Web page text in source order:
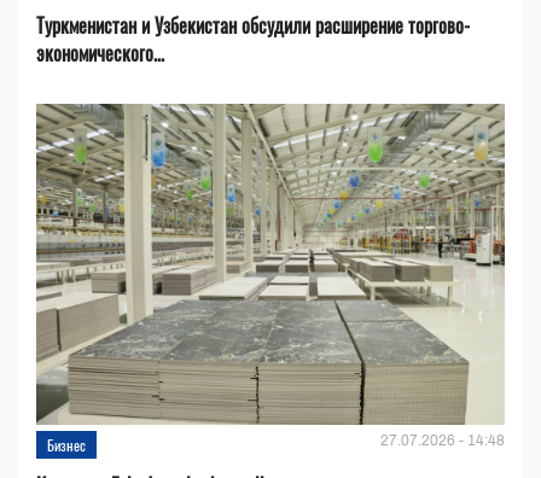
Туркменистан и Узбекистан обсудили расширение торгово-
экономического...
Бизнес 27.07.2026 - 14:48